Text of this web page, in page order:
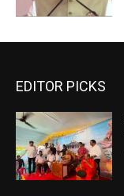
EDITOR PICKS